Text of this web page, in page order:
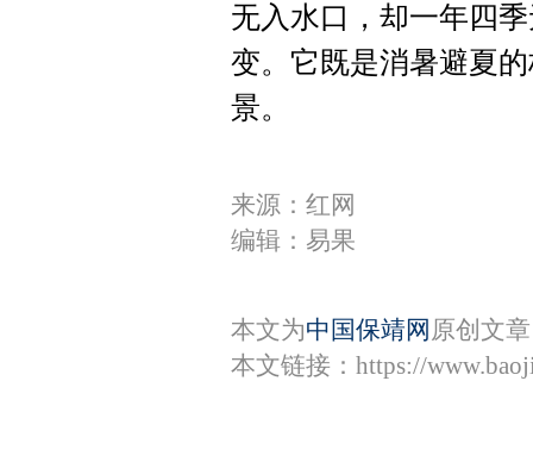
无入水口，却一年四
变。它既是消暑避夏
景。
来源：红网
编辑：易果
本文为中国保靖网 原创文
本文链接： https://